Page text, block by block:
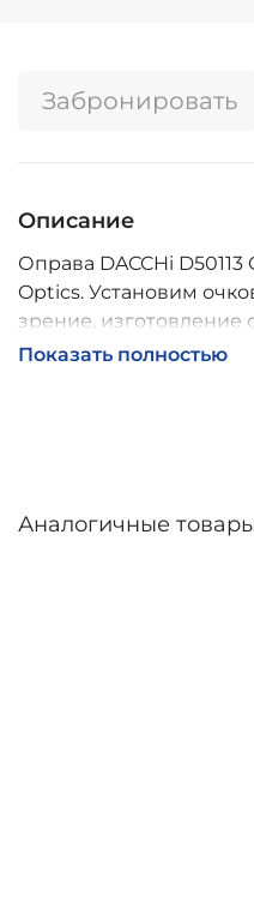
Забронировать
Описание
Оправа DACCHi D50113
Optics. Установим
зрение, изготовление
мастерской, обычно
Показать полностью
Аналогичные